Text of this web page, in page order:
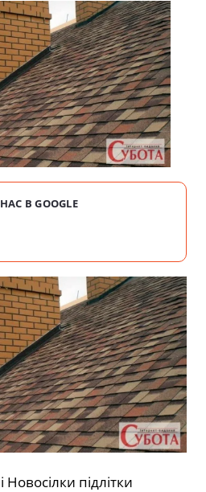
В GOOGLE
підлітки